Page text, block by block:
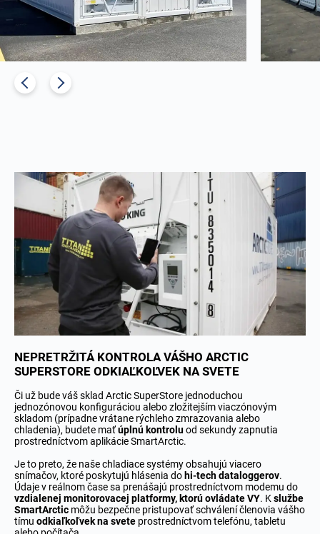
NEPRETRŽITÁ KONTROLA VÁŠHO ARCTIC
SUPERSTORE ODKIAĽKOĽVEK NA SVETE
Či už bude váš sklad Arctic SuperStore jednoduchou
jednozónovou konfiguráciou alebo zložitejším viaczónovým
skladom (prípadne vrátane rýchleho zmrazovania alebo
chladenia), budete maťúplnú kontroluod sekundy zapnutia
prostredníctvom aplikácie SmartArctic.
Je to preto, že naše chladiace systémy obsahujú viacero
snímačov, ktoré poskytujú hlásenia do hi-tech dataloggerov.
Údaje v reálnom čase sa prenášajú prostredníctvom modemu do
vzdialenej monitorovacej platformy, ktorú ovládate VY. Kslužbe
SmartArctic môžu bezpečne pristupovať schválení členovia vášho
tímu odkiaľkoľvek na svete prostredníctvom telefónu, tabletu